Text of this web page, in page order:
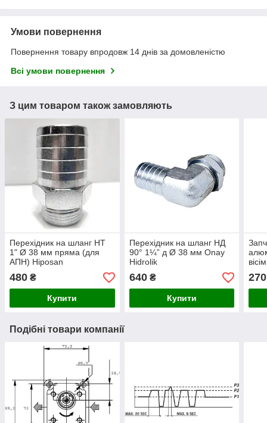
Умови повернення
Повернення товару впродовж 14 днів за домовленістю
Всі умови повернення
З цим товаром також замовляють
Перехідник на шланг НТ
1" Ø 38 мм пряма (для
АПН) Hiposan
480 ₴
Купити
Перехідник на шланг НД
90° 1¼” д Ø 38 мм Onay
Hidrolik
640₴
Купити
270
Подібні товари компанії